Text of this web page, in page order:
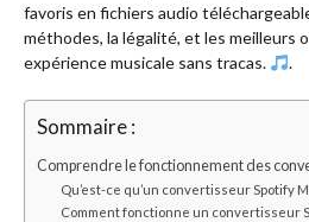
favoris en fichiers audio
méthodes, la légalité, et les meilleurs
expérience musicale sans tracas.
.
Sommaire :
Comprendre le fonctionnement des
Qu’est-ce qu’un convertisseur Spotify
Comment fonctionne un convertisseur